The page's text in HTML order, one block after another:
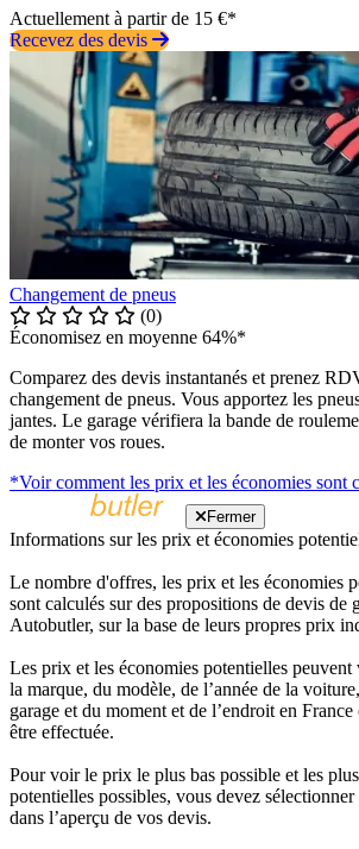
Actuellement à partir de 15 €*
Recevez des devis
Changement de pneus
(0)
Économisez en moyenne 64%*
Comparez des devis instantanés et prenez
changement de pneus. Vous apportez les
jantes. Le garage vérifiera la bande de
de monter vos roues.
*Voir comment les prix et les économies sont
Fermer
Informations sur les prix et économies
Le nombre d'offres, les prix et les économies
sont calculés sur des propositions de devis de
Autobutler, sur la base de leurs propres prix
Les prix et les économies potentielles
la marque, du modèle, de l’année de la
garage et du moment et de l’endroit en
être effectuée.
Pour voir le prix le plus bas possible et les
potentielles possibles, vous devez
dans l’aperçu de vos devis.